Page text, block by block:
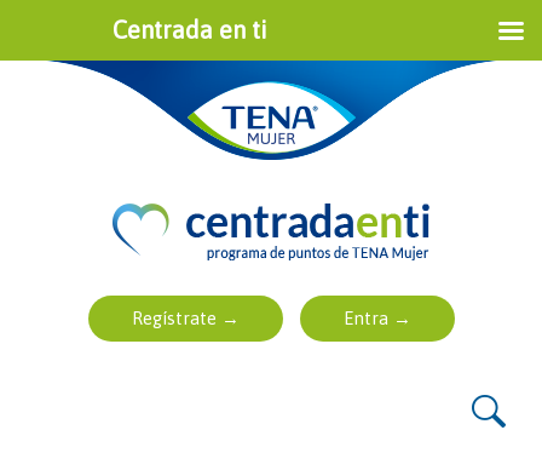
Centrada en ti